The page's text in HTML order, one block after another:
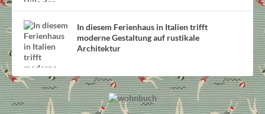
In diesem Ferienhaus in Italien trifft
moderne Gestaltung auf rustikale
Architektur